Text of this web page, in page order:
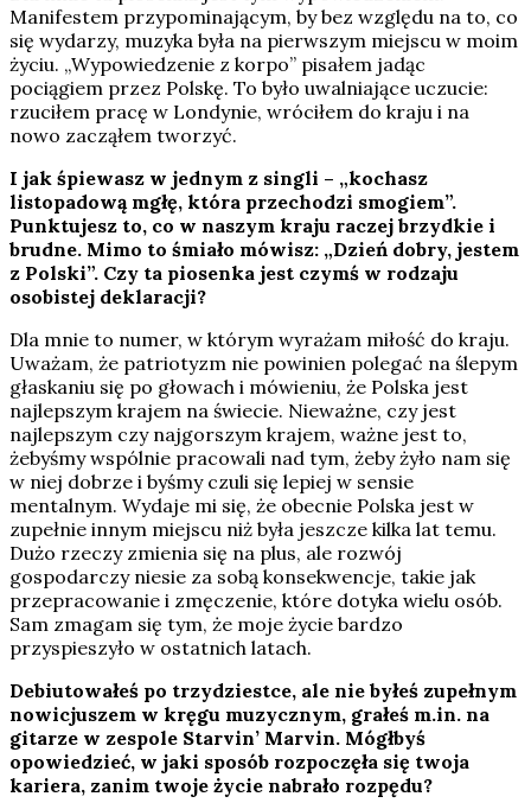
Manifestem przypominającym, by bez względu na to, co
się wydarzy, muzyka była na pierwszym miejscu w moim
życiu. „Wypowiedzenie z korpo” pisałem jadąc
pociągiem przez Polskę. To było uwalniające uczucie:
rzuciłem pracę w Londynie, wróciłem do kraju i na
nowo zacząłem tworzyć.
I jak śpiewasz w jednym z singli – „kochasz
listopadową mgłę, która przechodzi smogiem”.
Punktujesz to, co w naszym kraju raczej brzydkie i
brudne. Mimo to śmiało mówisz: „Dzień dobry, jestem
z Polski”. Czy ta piosenka jest czymś w rodzaju
osobistej deklaracji?
Dla mnie to numer, w którym wyrażam miłość do kraju.
Uważam, że patriotyzm nie powinien polegać na ślepym
głaskaniu się po głowach i mówieniu, że Polska jest
najlepszym krajem na świecie. Nieważne, czy jest
najlepszym czy najgorszym krajem, ważne jest to,
żebyśmy wspólnie pracowali nad tym, żeby żyło nam się
w niej dobrze i byśmy czuli się lepiej w sensie
mentalnym. Wydaje mi się, że obecnie Polska jest w
zupełnie innym miejscu niż była jeszcze kilka lat temu.
Dużo rzeczy zmienia się na plus, ale rozwój
gospodarczy niesie za sobą konsekwencje, takie jak
przepracowanie i zmęczenie, które dotyka wielu osób.
Sam zmagam się tym, że moje życie bardzo
przyspieszyło w ostatnich latach.
Debiutowałeś po trzydziestce, ale nie byłeś zupełnym
nowicjuszem w kręgu muzycznym, grałeś m.in. na
gitarze w zespole Starvin’ Marvin. Mógłbyś
opowiedzieć, w jaki sposób rozpoczęła się twoja
kariera, zanim twoje życie nabrało rozpędu?